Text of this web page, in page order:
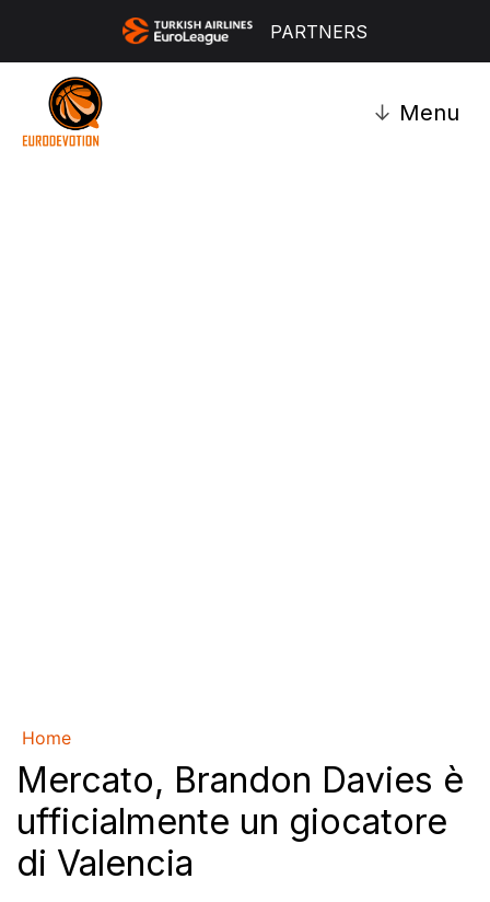
PARTNERS
↓ Menu
Home
Mercato, Brandon Davies è
ufficialmente un giocatore
di Valencia